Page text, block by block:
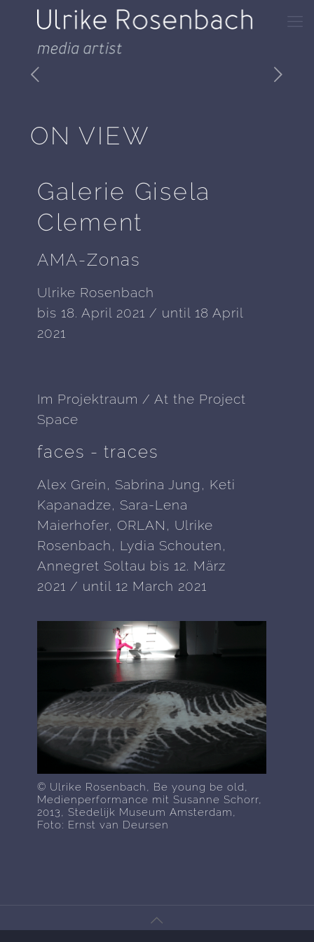
ON VIEW
Galerie Gisela
Clement
AMA-Zonas
Ulrike Rosenbach
bis 18. April 2021 / until 18 April
2021
Im Projektraum / At the Project
Space
faces - traces
Alex Grein, Sabrina Jung, Keti
Kapanadze, Sara-Lena
Maierhofer, ORLAN, Ulrike
Rosenbach, Lydia Schouten,
Annegret Soltau bis 12. März
2021 / until 12 March 2021
© Ulrike Rosenbach, Be young be old,
Medienperformance mit Susanne Schorr,
2013, Stedelijk Museum Amsterdam,
Foto: Ernst van Deursen